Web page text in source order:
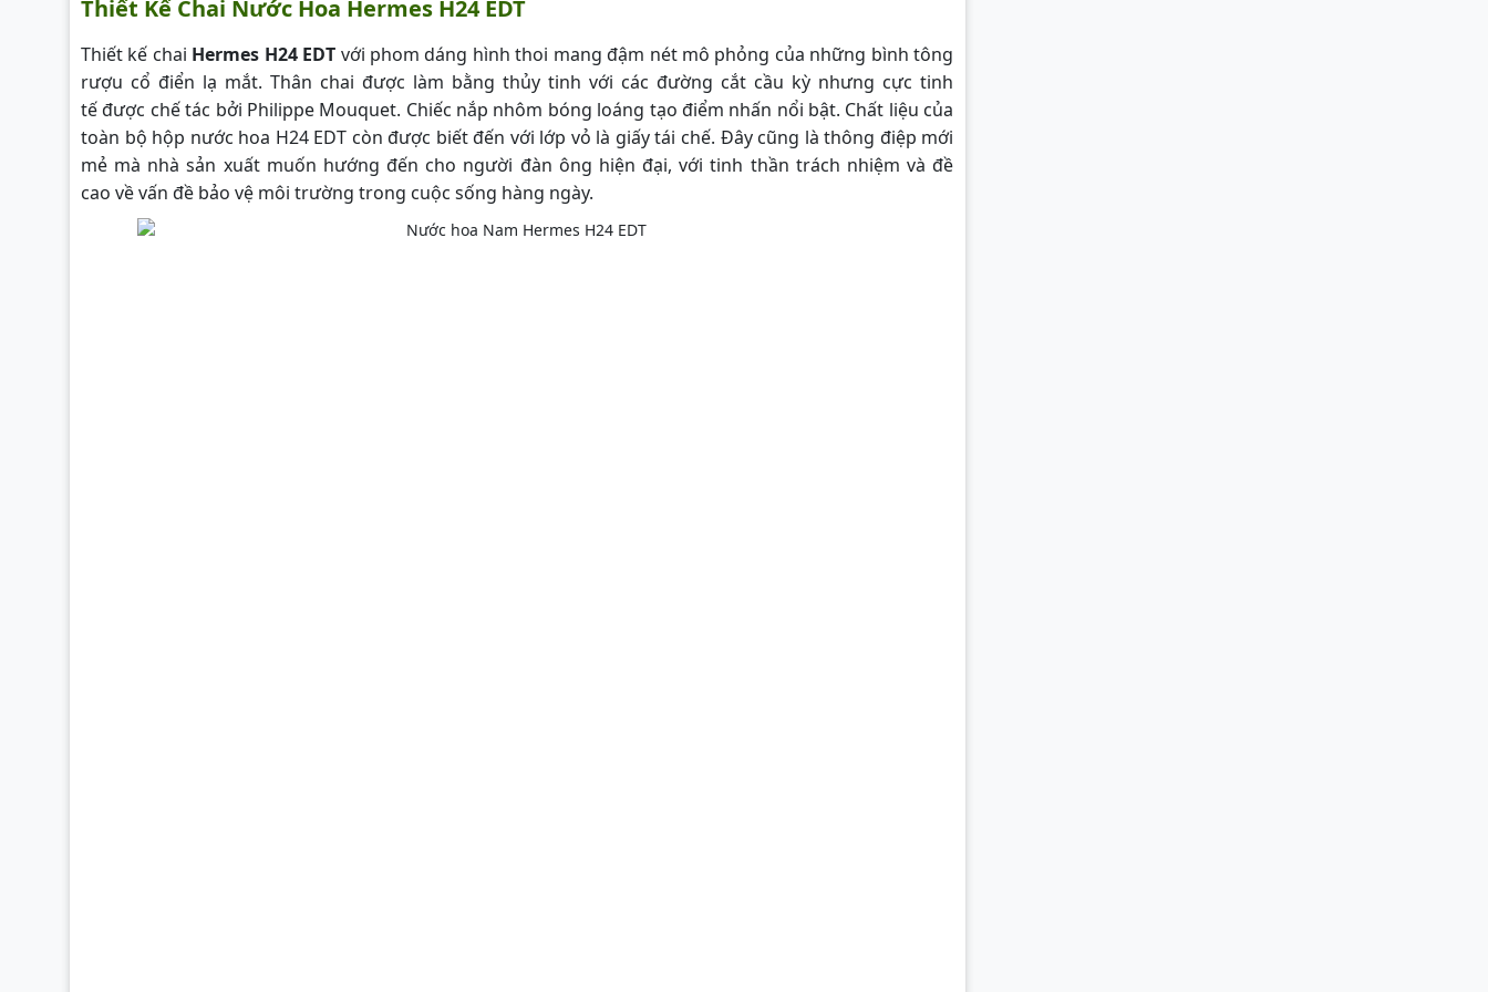
Thiết Kế Chai Nước Hoa Hermes H24 EDT
Thiết kế chai Hermes H24 EDT với phom dáng hình thoi mang đậm nét mô phỏng của những bình tông
rượu cổ điển lạ mắt. Thân chai được làm bằng thủy tinh với các đường cắt cầu kỳ nhưng cực tinh
tế được chế tác bởi Philippe Mouquet. Chiếc nắp nhôm bóng loáng tạo điểm nhấn nổi bật. Chất liệu của
toàn bộ hộp nước hoa H24 EDT còn được biết đến với lớp vỏ là giấy tái chế. Đây cũng là thông điệp mới
mẻ mà nhà sản xuất muốn hướng đến cho người đàn ông hiện đại, với tinh thần trách nhiệm và đề
cao về vấn đề bảo vệ môi trường trong cuộc sống hàng ngày.